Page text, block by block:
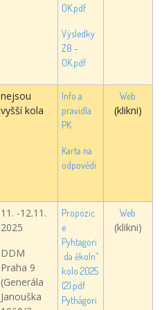
OK.pdf
Výsledky
Z8 -
OK.pdf
nejsou
vyšší kola
Info a
pravidla
PK
Karta na
odpovědi
Web
(klikni)
11. -12.11.
2025
DDM
Praha 9
(Generála
Janouška
Propozic
e
Pyhtagori
da ēkoln”
kolo 2025
(2).pdf
Pythágori
Web
(klikni)